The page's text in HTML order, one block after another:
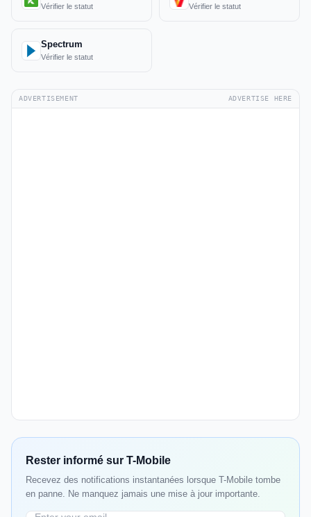
Vérifier le statut Vérifier le statut
Spectrum
Vérifier le statut
ADVERTISEMENT ADVERTISE HERE
Rester informé sur T-Mobile
Recevez des notifications instantanées lorsque T-Mobile tombe
en panne. Ne manquez jamais une mise à jour importante.